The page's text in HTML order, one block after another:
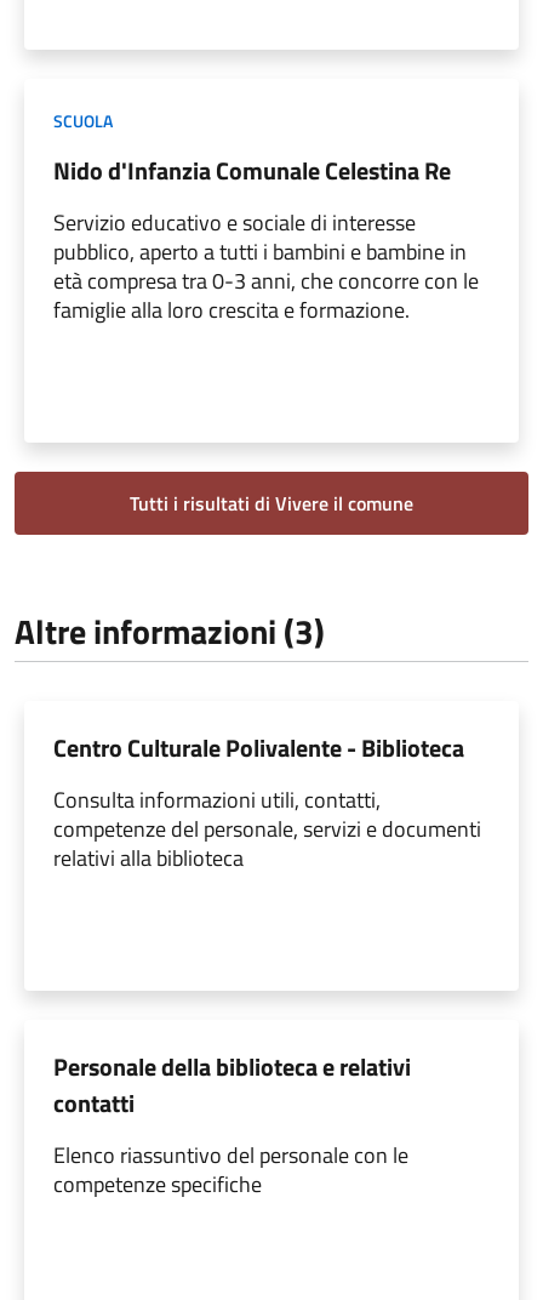
SCUOLA
Nido d'Infanzia Comunale Celestina Re
Servizio educativo e sociale di interesse
pubblico, aperto a tutti i bambini e bambine in
età compresa tra 0-3 anni, che concorre con le
famiglie alla loro crescita e formazione.
Tutti i risultati di Vivere il comune
Altre informazioni (3)
Centro Culturale Polivalente - Biblioteca
Consulta informazioni utili, contatti,
competenze del personale, servizi e documenti
relativi alla biblioteca
Personale della biblioteca e relativi
contatti
Elenco riassuntivo del personale con le
competenze specifiche